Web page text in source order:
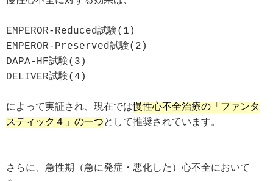
EMPEROR-Reduced試験(1)
EMPEROR-Preserved試験(2)
DAPA-HF試験(3)
DELIVER試験(4)
によって実証され、現在では慢性心不全治療の「ファンタ
スティック４」の一つとして推奨されています。
さらに、急性期（急に発症・悪化した）心不全において